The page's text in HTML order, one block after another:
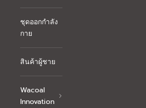
ชุดออกกำลัง
กาย
สินค้าผู้ชาย
Wacoal
Innovation